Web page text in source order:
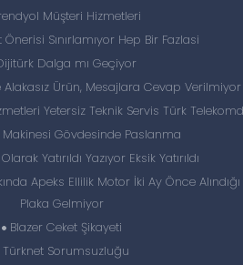
Müşteri Hizmetleri
Sınırlamıyor Hep Bir Fazlasi
Dalga mı Geçiyor
Ürün, Mesajlara Cevap Verilmiyor
Yetersiz Teknik Servis Türk
Gövdesinde Paslanma
Yatırıldı Yazıyor Eksik Yatırıldı
Apeks Ellilik Motor İki Ay Önce
Plaka Gelmiyor
Blazer Ceket Şikayeti
Sorumsuzluğu